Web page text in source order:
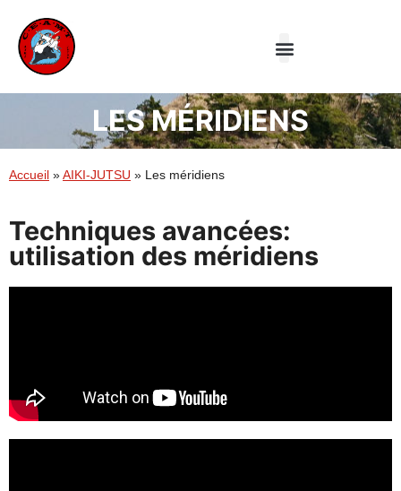
LES MÉRIDIENS
Accueil »AIKI-JUTSU » Les méridiens
Techniques avancées:
utilisation des méridiens